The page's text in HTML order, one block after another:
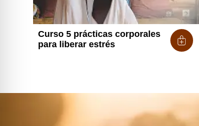
Curso 5 prácticas corporales
para liberar estrés